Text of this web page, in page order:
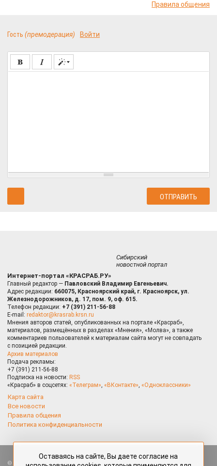
Правила общения
Гость (премодерация) Войти
Сибирский
новостной портал
Интернет-портал «КРАСРАБ.РУ»
Главный редактор — Павловский Владимир Евгеньевич.
Адрес редакции: 660075, Красноярский край, г. Красноярск, ул.
Железнодорожников, д. 17, пом. 9, оф. 615.
Телефон редакции: +7 (391) 211-56-88
E-mail: redaktor@krasrab.krsn.ru
Мнения авторов статей, опубликованных на портале «Красраб»,
материалов, размещённых в разделах «Мнения», «Молва», а также
комментариев пользователей к материалам сайта могут не совпадать
с позицией редакции.
Архив материалов
Подача рекламы:
+7 (391) 211-56-88
Подписка на новости: RSS
«Красраб» в соцсетях: «Телеграм», «ВКонтакте», «Одноклассники»
Карта сайта
Все новости
Правила общения
Политика конфиденциальности
Все права защищены. Любые материалы, размещённые на портале
Оставаясь на сайте, Вы даете согласие на